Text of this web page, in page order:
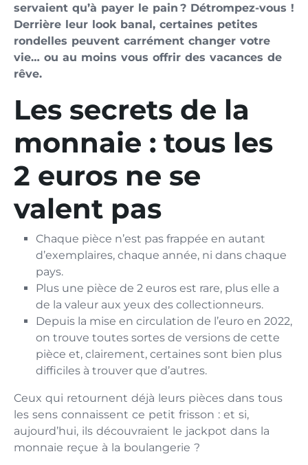
servaient qu’à payer le pain ? Détrompez-vous !
Derrière leur look banal, certaines petites
rondelles peuvent carrément changer votre
vie… ou au moins vous offrir des vacances de
rêve.
Les secrets de la
monnaie : tous les
2 euros ne se
valent pas
Chaque pièce n’est pas frappée en autant
d’exemplaires, chaque année, ni dans chaque
pays.
Plus une pièce de 2 euros est rare, plus elle a
de la valeur aux yeux des collectionneurs.
Depuis la mise en circulation de l’euro en 2022,
on trouve toutes sortes de versions de cette
pièce et, clairement, certaines sont bien plus
difficiles à trouver que d’autres.
Ceux qui retournent déjà leurs pièces dans tous
les sens connaissent ce petit frisson : et si,
aujourd’hui, ils découvraient le jackpot dans la
monnaie reçue à la boulangerie ?